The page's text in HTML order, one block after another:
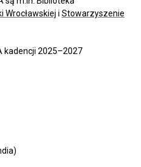
Wrocławskiej i Stowarzyszenie
kadencji 2025–2027